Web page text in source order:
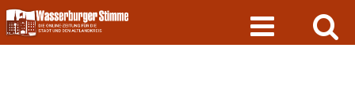
Skip
to
content